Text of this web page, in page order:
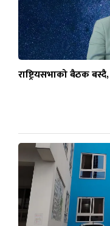
राष्ट्रियसभाको बैठक